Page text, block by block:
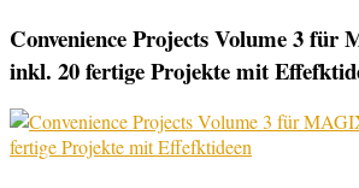
Convenience Projects Volume 3 für
inkl. 20 fertige Projekte mit